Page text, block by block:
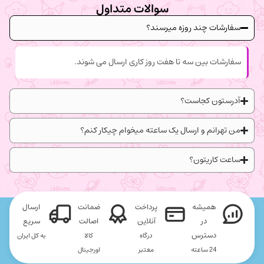
سوالات متداول
سفارشات چند روزه میرسند؟
سفارشات بین سه تا هفت روز کاری ارسال می شوند.
آدرستون کجاست؟
من تهرانم و ارسال یک ساعته میخوام چیکار کنم؟
ساعت کاریتون؟
همیشه
در
دسترس
24 ساعته
پرداخت
آنلاین
درگاه
معتبر
ضمانت
اصالت
کالا
اورجینال
ارسال
سریع
به کل ایران